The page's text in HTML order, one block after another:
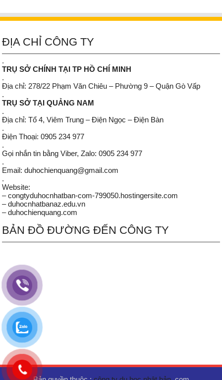
ĐỊA CHỈ CÔNG TY
.
TRỤ SỞ CHÍNH TẠI TP HỒ CHÍ MINH
.
Địa chỉ: 278/22 Phạm Văn Chiêu – Phường 9 – Quận Gò Vấp
.
TRỤ SỞ TẠI QUẢNG NAM
.
Địa chỉ: Tổ 4, Viêm Trung – Điện Ngọc – Điện Bàn
.
Điện Thoại: 0905 234 977
.
Gọi nhắn tin bằng Viber, Zalo: 0905 234 977
.
Email: duhochienquang@gmail.com
.
Website:
– congtyduhocnhatban-com-799050.hostingersite.com
– duhocnhatbanaz.edu.vn
– duhochienquang.com
BẢN ĐỒ ĐƯỜNG ĐẾN CÔNG TY